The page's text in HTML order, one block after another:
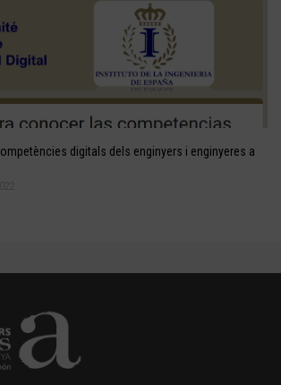
digitals dels enginyers i enginyeres a